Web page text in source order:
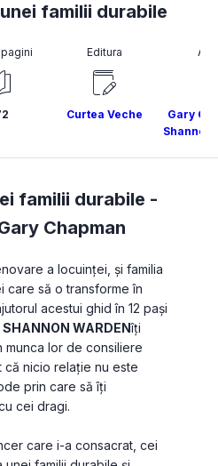
familii durabile
Editura
Curtea Veche
Gary
Shannon
familii durabile -
Chapman
a locuinței, și familia
să o transforme în
acestui ghid în 12 pași
SHANNON WARDENîți
lor de consiliere
că nicio relație nu este
prin care să îți
cei dragi.
care i-a consacrat, cei